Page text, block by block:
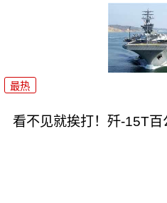
最热
看不见就挨打！歼-15T